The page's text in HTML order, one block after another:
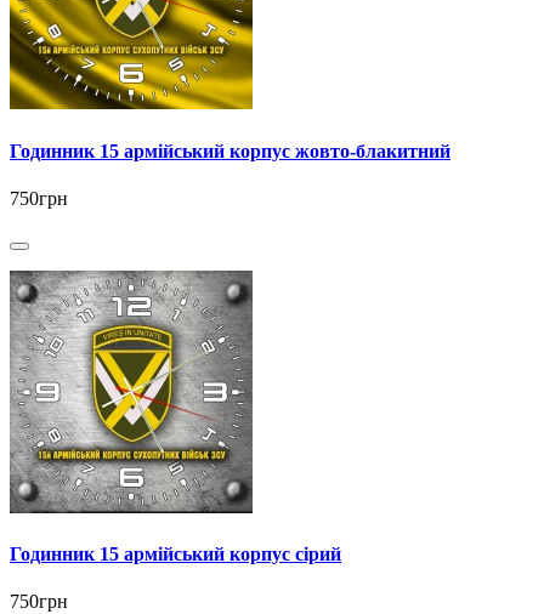
Годинник 15 армійський корпус жовто-блакитний
750грн
Годинник 15 армійський корпус сірий
750грн